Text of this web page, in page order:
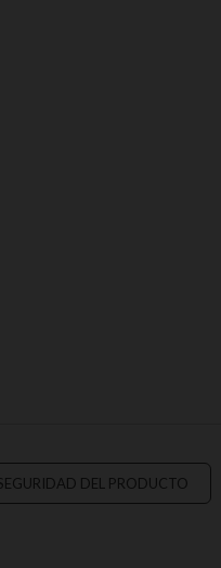
DEL PRODUCTO